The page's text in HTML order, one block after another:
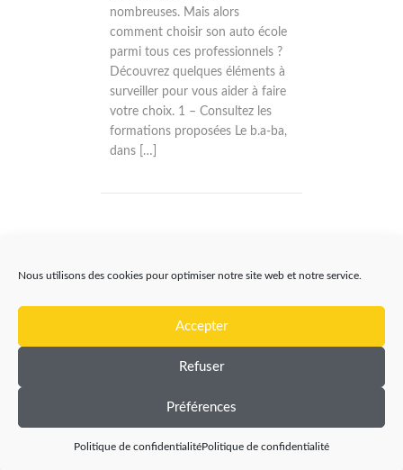
Nous utilisons des cookies pour optimiser notre site web et notre service.
Accepter
Refuser
Préférences
Politique de confidentialitéPolitique de confidentialité
nombreuses. Mais alors
comment choisir son auto école
parmi tous ces professionnels ?
Découvrez quelques éléments à
surveiller pour vous aider à faire
votre choix. 1 – Consultez les
formations proposées Le b.a-ba,
dans […]